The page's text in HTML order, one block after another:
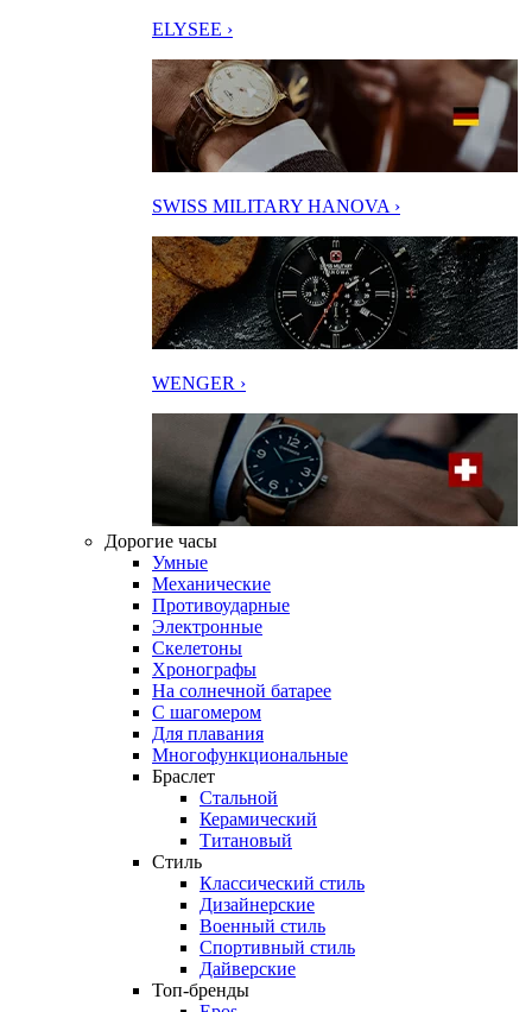
ELYSEE ›
SWISS MILITARY HANOVA ›
WENGER ›
Дорогие часы
Умные
Механические
Противоударные
Электронные
Скелетоны
Хронографы
На солнечной батарее
С шагомером
Для плавания
Многофункциональные
Браслет
Стальной
Керамический
Титановый
Стиль
Классический стиль
Дизайнерские
Военный стиль
Спортивный стиль
Дайверские
Топ-бренды